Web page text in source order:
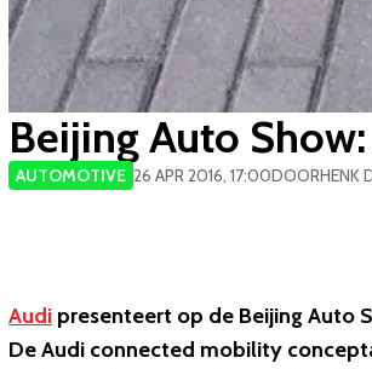
Beijing Auto
AUTOMOTIVE 26 APR 2016, 17:00DOORHENK
Audi presenteert op de Beijing Auto
De Audi connected mobility